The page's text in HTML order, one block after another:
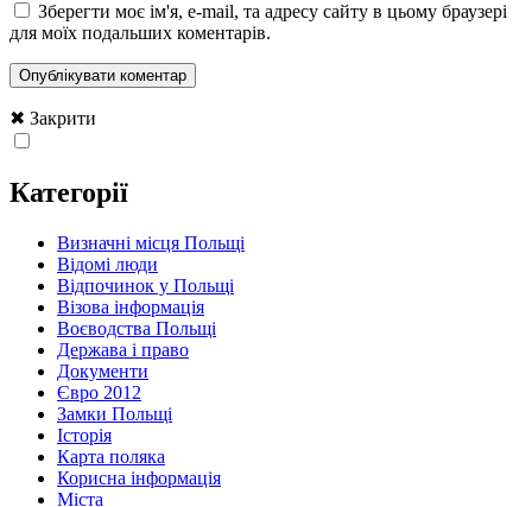
Зберегти моє ім'я, e-mail, та адресу сайту в цьому браузері
для моїх подальших коментарів.
✖ Закрити
Категорії
Визначні місця Польщі
Відомі люди
Відпочинок у Польщі
Візова інформація
Воєводства Польщі
Держава і право
Документи
Євро 2012
Замки Польщі
Історія
Карта поляка
Корисна інформація
Міста